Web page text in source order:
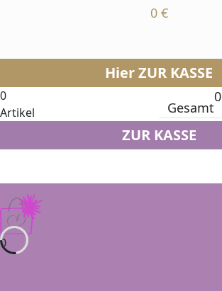
0 €
Hier ZUR KASSE
0
Artikel
Gesamt
0
ZUR KASSE
0